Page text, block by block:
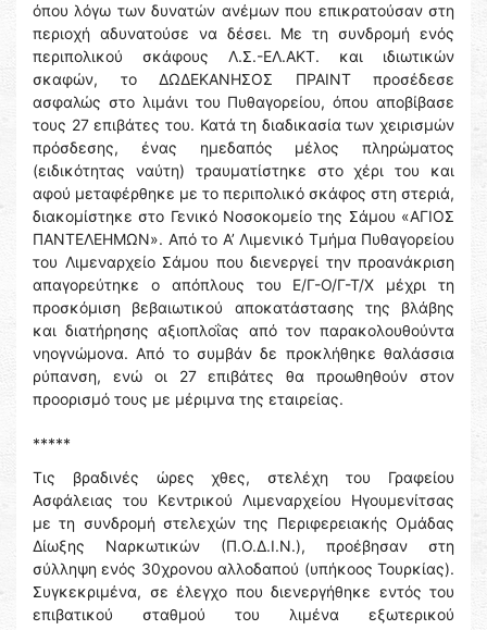
όπου λόγω των δυνατών ανέμων που επικρατούσαν στη
περιοχή αδυνατούσε να δέσει. Με τη συνδρομή ενός
περιπολικού σκάφους Λ.Σ.-ΕΛ.ΑΚΤ. και ιδιωτικών
σκαφών, το ΔΩΔΕΚΑΝΗΣΟΣ ΠΡΑΙΝΤ προσέδεσε
ασφαλώς στο λιμάνι του Πυθαγορείου, όπου αποβίβασε
τους 27 επιβάτες του. Κατά τη διαδικασία των χειρισμών
πρόσδεσης, ένας ημεδαπός μέλος πληρώματος
(ειδικότητας ναύτη) τραυματίστηκε στο χέρι του και
αφού μεταφέρθηκε με το περιπολικό σκάφος στη στεριά,
διακομίστηκε στο Γενικό Νοσοκομείο της Σάμου «ΑΓΙΟΣ
ΠΑΝΤΕΛΕΗΜΩΝ». Από το Α’ Λιμενικό Τμήμα Πυθαγορείου
του Λιμεναρχείο Σάμου που διενεργεί την προανάκριση
απαγορεύτηκε ο απόπλους του Ε/Γ-Ο/Γ-Τ/Χ μέχρι τη
προσκόμιση βεβαιωτικού αποκατάστασης της βλάβης
και διατήρησης αξιοπλοΐας από τον παρακολουθούντα
νηογνώμονα. Από το συμβάν δε προκλήθηκε θαλάσσια
ρύπανση, ενώ οι 27 επιβάτες θα προωθηθούν στον
προορισμό τους με μέριμνα της εταιρείας.
*****
Τις βραδινές ώρες χθες, στελέχη του Γραφείου
Ασφάλειας του Κεντρικού Λιμεναρχείου Ηγουμενίτσας
με τη συνδρομή στελεχών της Περιφερειακής Ομάδας
Δίωξης Ναρκωτικών (Π.Ο.Δ.Ι.Ν.), προέβησαν στη
σύλληψη ενός 30χρονου αλλοδαπού (υπήκοος Τουρκίας).
Συγκεκριμένα, σε έλεγχο που διενεργήθηκε εντός του
επιβατικού σταθμού του λιμένα εξωτερικού